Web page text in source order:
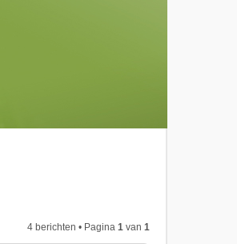
4 berichten • Pagina 1 van 1